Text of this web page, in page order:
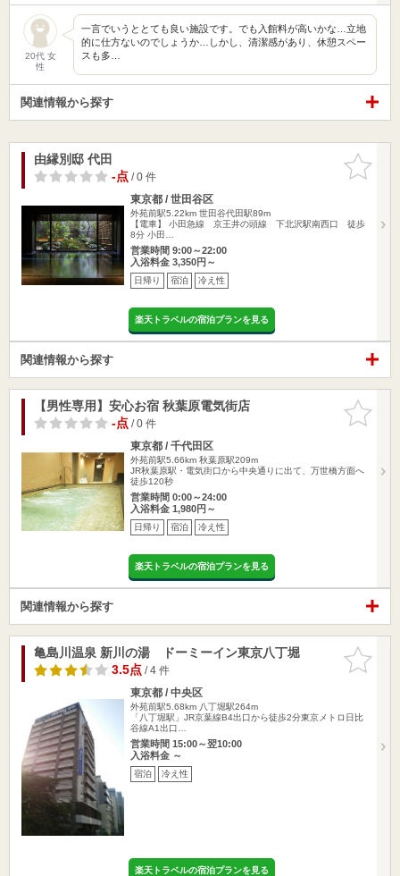
20代 女
性
一言でいうととても良い施設です。でも入館料が高いかな…立地
的に仕方ないのでしょうか…しかし、清潔感があり、休憩スペー
スも多…
関連情報から探す
お気に入
りに追加
由縁別邸 代田
-点/ 0 件
東京都 / 世田谷区
外苑前駅5.22km 世田谷代田駅89m
【電車】 小田急線 京王井の頭線 下北沢駅南西口 徒歩
8分 小田…
営業時間 9:00～22:00
入浴料金 3,350円～
日帰り 宿泊 冷え性
楽天トラベルの宿泊プランを見る
関連情報から探す
お気に入
りに追加
【男性専用】安心お宿 秋葉原電気街店
-点/ 0 件
東京都 / 千代田区
外苑前駅5.66km 秋葉原駅209m
JR秋葉原駅・電気街口から中央通りに出て、万世橋方面へ
徒歩120秒
営業時間 0:00～24:00
入浴料金 1,980円～
日帰り 宿泊 冷え性
楽天トラベルの宿泊プランを見る
関連情報から探す
お気に入
りに追加
亀島川温泉 新川の湯 ドーミーイン東京八丁堀
3.5点/ 4 件
東京都 / 中央区
外苑前駅5.68km 八丁堀駅264m
「八丁堀駅」JR京葉線B4出口から徒歩2分東京メトロ日比
谷線A1出口…
営業時間 15:00～翌10:00
入浴料金 ～
宿泊 冷え性
楽天トラベルの宿泊プランを見る